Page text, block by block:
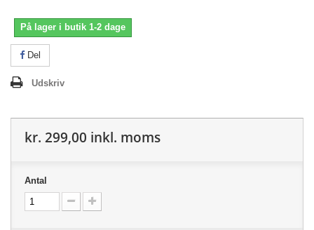
På lager i butik 1-2 dage
Del
Udskriv
kr. 299,00 inkl. moms
Antal